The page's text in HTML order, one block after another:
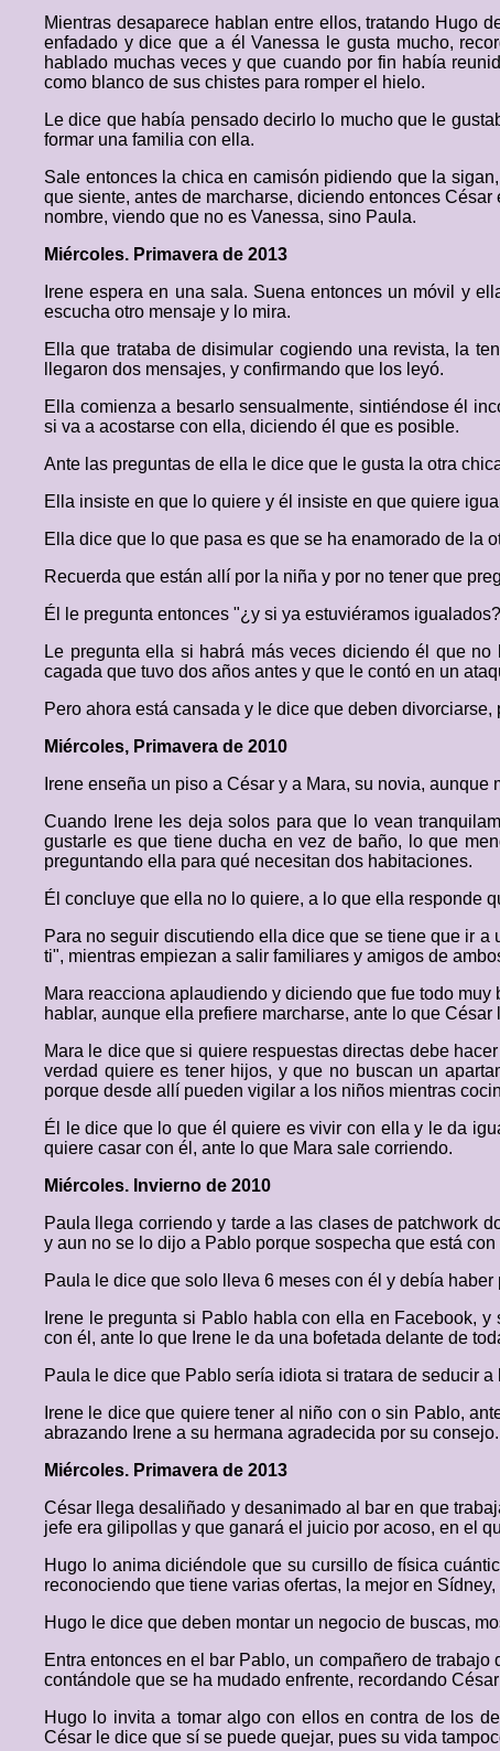
Mientras desaparece hablan entre ellos, tratando Hugo
enfadado y dice que a él Vanessa le gusta mucho,
hablado muchas veces y que cuando por fin había
como blanco de sus chistes para romper el hielo.
Le dice que había pensado decirlo lo mucho que le
formar una familia con ella.
Sale entonces la chica en camisón pidiendo que la
que siente, antes de marcharse, diciendo entonces
nombre, viendo que no es Vanessa, sino Paula.
Miércoles. Primavera de 2013
Irene espera en una sala. Suena entonces un móvil y
escucha otro mensaje y lo mira.
Ella que trataba de disimular cogiendo una revista, la
llegaron dos mensajes, y confirmando que los leyó.
Ella comienza a besarlo sensualmente, sintiéndose él
si va a acostarse con ella, diciendo él que es posible.
Ante las preguntas de ella le dice que le gusta la otra
Ella insiste en que lo quiere y él insiste en que quiere
Ella dice que lo que pasa es que se ha enamorado de la
Recuerda que están allí por la niña y por no tener que
Él le pregunta entonces "¿y si ya estuviéramos
Le pregunta ella si habrá más veces diciendo él que
cagada que tuvo dos años antes y que le contó en un
Pero ahora está cansada y le dice que deben
Miércoles, Primavera de 2010
Irene enseña un piso a César y a Mara, su novia,
Cuando Irene les deja solos para que lo vean
gustarle es que tiene ducha en vez de baño, lo que
preguntando ella para qué necesitan dos habitaciones.
Él concluye que ella no lo quiere, a lo que ella responde
Para no seguir discutiendo ella dice que se tiene que ir
ti", mientras empiezan a salir familiares y amigos de
Mara reacciona aplaudiendo y diciendo que fue todo
hablar, aunque ella prefiere marcharse, ante lo que
Mara le dice que si quiere respuestas directas debe
verdad quiere es tener hijos, y que no buscan un
porque desde allí pueden vigilar a los niños mientras
Él le dice que lo que él quiere es vivir con ella y le da
quiere casar con él, ante lo que Mara sale corriendo.
Miércoles. Invierno de 2010
Paula llega corriendo y tarde a las clases de patchwork
y aun no se lo dijo a Pablo porque sospecha que está con
Paula le dice que solo lleva 6 meses con él y debía
Irene le pregunta si Pablo habla con ella en Facebook,
con él, ante lo que Irene le da una bofetada delante de
Paula le dice que Pablo sería idiota si tratara de seducir a
Irene le dice que quiere tener al niño con o sin Pablo,
abrazando Irene a su hermana agradecida por su consejo.
Miércoles. Primavera de 2013
César llega desaliñado y desanimado al bar en que
jefe era gilipollas y que ganará el juicio por acoso, en el
Hugo lo anima diciéndole que su cursillo de física
reconociendo que tiene varias ofertas, la mejor en
Hugo le dice que deben montar un negocio de buscas,
Entra entonces en el bar Pablo, un compañero de
contándole que se ha mudado enfrente, recordando
Hugo lo invita a tomar algo con ellos en contra de los
César le dice que sí se puede quejar, pues su vida